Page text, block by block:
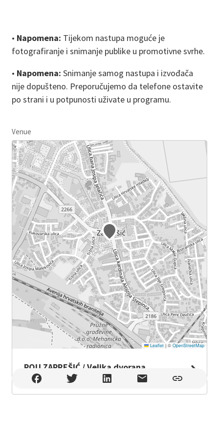
• Napomena: Tijekom nastupa moguće je
fotografiranje i snimanje publike u promotivne svrhe.
• Napomena: Snimanje samog nastupa i izvođača
nije dopušteno. Preporučujemo da telefone ostavite
po strani i u potpunosti uživate u programu.
Venue
Leaflet |© OpenStreetMap
POU ZAPREŠIĆ / Velika dvorana
POU ZAPREŠIĆ / Velika dvorana , Zaprešić